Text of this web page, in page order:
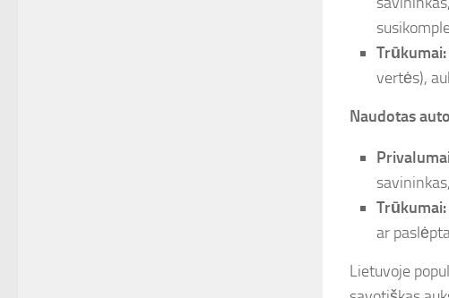
Trūkumai:
vertės),
Naudotas
Trūkumai:
ar
Lietuvoje